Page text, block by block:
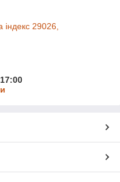
29026,